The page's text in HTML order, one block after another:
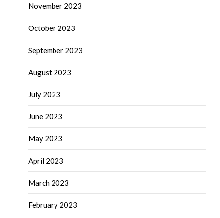
November 2023
October 2023
September 2023
August 2023
July 2023
June 2023
May 2023
April 2023
March 2023
February 2023